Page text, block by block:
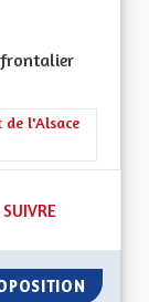
l'Education et
l'Alsace
49 ABONNÉS
SUIVRE